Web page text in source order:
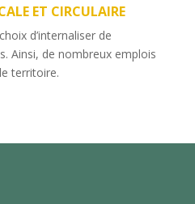
ET CIRCULAIRE
d’internaliser de
Ainsi, de nombreux emplois
territoire.